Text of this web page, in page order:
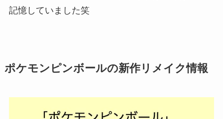
記憶していました笑
ポケモンピンボールの新作リメイク情報